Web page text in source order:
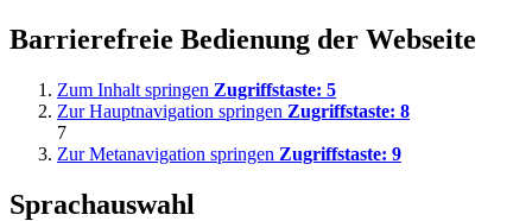
Barrierefreie Bedienung der Webseite
Zum Inhalt springen Zugriffstaste: 5
Zur Hauptnavigation springen Zugriffstaste: 8
7
Zur Metanavigation springen Zugriffstaste: 9
Sprachauswahl